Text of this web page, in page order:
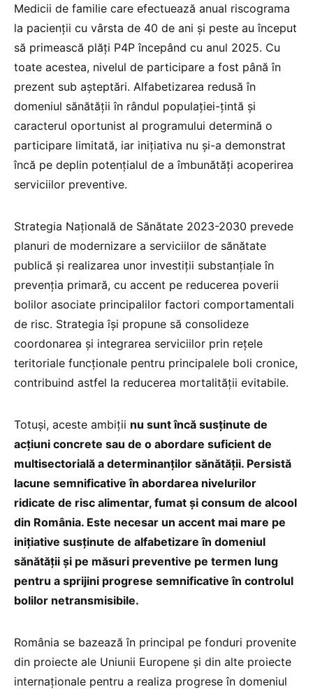
Medicii de familie care efectuează anual riscograma
la pacienții cu vârsta de 40 de ani și peste au început
să primească plăți P4P începând cu anul 2025. Cu
toate acestea, nivelul de participare a fost până în
prezent sub așteptări. Alfabetizarea redusă în
domeniul sănătății în rândul populației-țintă și
caracterul oportunist al programului determină o
participare limitată, iar inițiativa nu și-a demonstrat
încă pe deplin potențialul de a îmbunătăți acoperirea
serviciilor preventive.
Strategia Națională de Sănătate 2023-2030 prevede
planuri de modernizare a serviciilor de sănătate
publică și realizarea unor investiții substanțiale în
prevenția primară, cu accent pe reducerea poverii
bolilor asociate principalilor factori comportamentali
de risc. Strategia își propune să consolideze
coordonarea și integrarea serviciilor prin rețele
teritoriale funcționale pentru principalele boli cronice,
contribuind astfel la reducerea mortalității evitabile.
Totuși, aceste ambiții nu sunt încă susținute de
acțiuni concrete sau de o abordare suficient de
multisectorială a determinanților sănătății. Persistă
lacune semnificative în abordarea nivelurilor
ridicate de risc alimentar, fumat și consum de alcool
din România. Este necesar un accent mai mare pe
inițiative susținute de alfabetizare în domeniul
sănătății și pe măsuri preventive pe termen lung
pentru a sprijini progrese semnificative în controlul
bolilor netransmisibile.
România se bazează în principal pe fonduri provenite
din proiecte ale Uniunii Europene și din alte proiecte
internaționale pentru a realiza progrese în domeniul